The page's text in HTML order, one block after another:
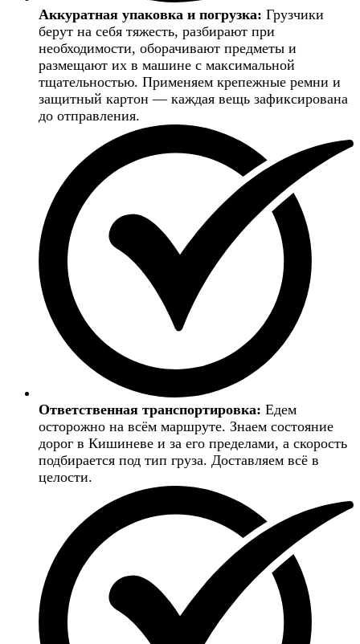
Аккуратная упаковка и погрузка: Грузчики
берут на себя тяжесть, разбирают при
необходимости, оборачивают предметы и
размещают их в машине с максимальной
тщательностью. Применяем крепежные ремни и
защитный картон — каждая вещь зафиксирована
до отправления.
Ответственная транспортировка: Едем
осторожно на всём маршруте. Знаем состояние
дорог в Кишиневе и за его пределами, а скорость
подбирается под тип груза. Доставляем всё в
целости.